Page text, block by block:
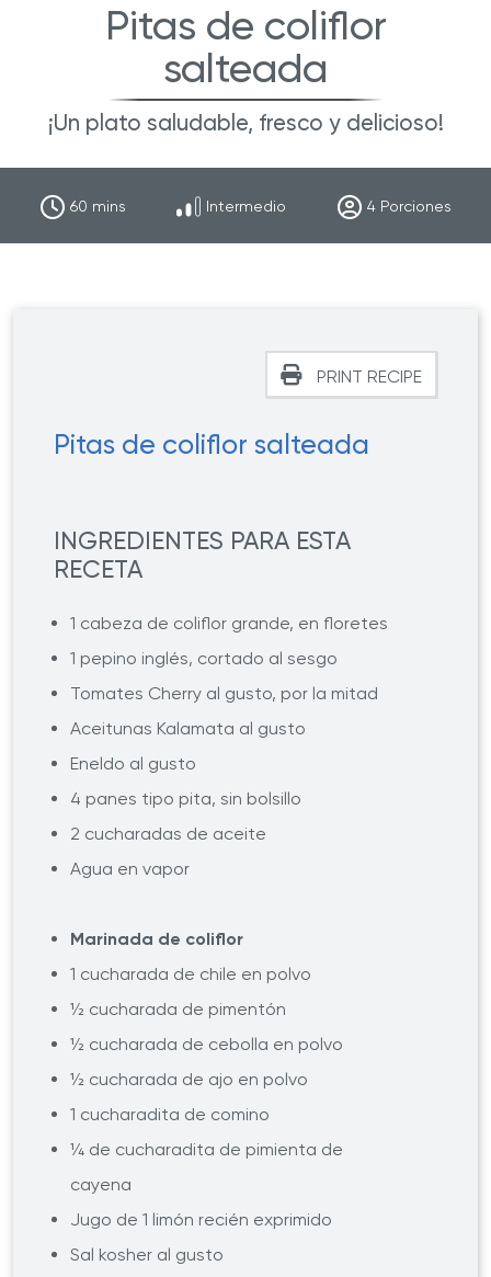
Pitas de coliflor
salteada
¡Un plato saludable, fresco y delicioso!
60 mins Intermedio 4 Porciones
PRINT RECIPE
Pitas de coliflor salteada
INGREDIENTES PARA ESTA
RECETA
1 cabeza de coliflor grande, en floretes
1 pepino inglés, cortado al sesgo
Tomates Cherry al gusto, por la mitad
Aceitunas Kalamata al gusto
Eneldo al gusto
4 panes tipo pita, sin bolsillo
2 cucharadas de aceite
Agua en vapor
Marinada de coliflor
1 cucharada de chile en polvo
½ cucharada de pimentón
½ cucharada de cebolla en polvo
½ cucharada de ajo en polvo
1 cucharadita de comino
¼ de cucharadita de pimienta de
cayena
Jugo de 1 limón recién exprimido
Sal kosher al gusto